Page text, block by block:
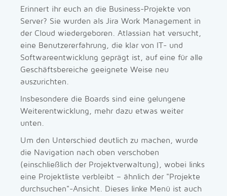
Erinnert ihr euch an die Business-Projekte von
Server? Sie wurden als Jira Work Management in
der Cloud wiedergeboren. Atlassian hat versucht,
eine Benutzererfahrung, die klar von IT- und
Softwareentwicklung geprägt ist, auf eine für alle
Geschäftsbereiche geeignete Weise neu
auszurichten.
Insbesondere die Boards sind eine gelungene
Weiterentwicklung, mehr dazu etwas weiter
unten.
Um den Unterschied deutlich zu machen, wurde
die Navigation nach oben verschoben
(einschließlich der Projektverwaltung), wobei links
eine Projektliste verbleibt – ähnlich der "Projekte
durchsuchen"-Ansicht. Dieses linke Menü ist auch